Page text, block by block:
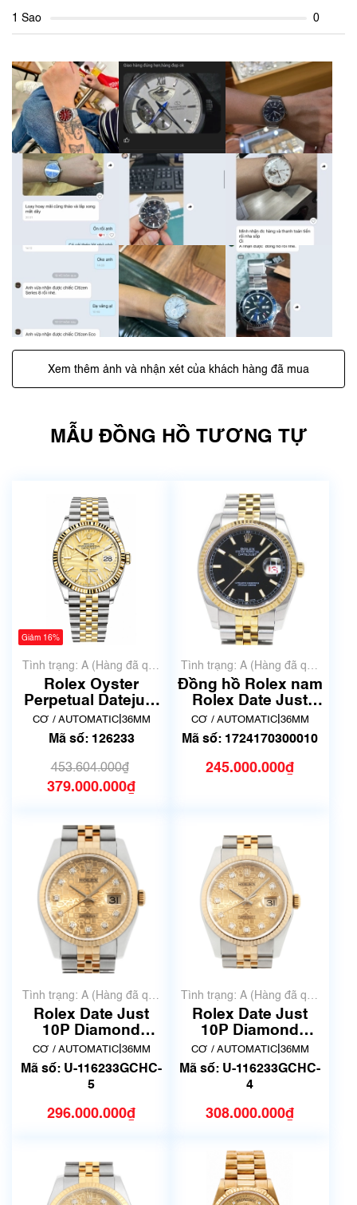
1 Sao
0
Xem thêm ảnh và nhận xét của khách hàng đã mua
MẪU ĐỒNG HỒ TƯƠNG TỰ
Giảm 16%
Tình trạng: A (Hàng đã qua
sử dụng nhưng rất đẹp,
không có xước)
Rolex Oyster
Perpetual Datejust
36, ref. 126233, mặt
số vàng họa tiết lá
CƠ / AUTOMATIC| 36MM
Mã số: 126233
453.604.000₫
379.000.000₫
Tình trạng: A (Hàng đã qua
sử dụng nhưng rất đẹp,
không có xước)
Đồng hồ Rolex nam
Rolex Date Just
116233 | Hàng sưu
tầm
CƠ / AUTOMATIC| 36MM
Mã số: 1724170300010
245.000.000₫
Tình trạng: A (Hàng đã qua
sử dụng nhưng rất đẹp,
không có xước)
Rolex Date Just
10P Diamond
116233G Mặt vi tính
| Hàng siêu đẹp
CƠ / AUTOMATIC| 36MM
Mã số: U-116233GCHC-
5
296.000.000₫
Tình trạng: A (Hàng đã qua
sử dụng nhưng rất đẹp,
không có xước)
Rolex Date Just
10P Diamond
116233G Mặt vi tính
| Hàng siêu đẹp 2
CƠ / AUTOMATIC| 36MM
Mã số: U-116233GCHC-
4
308.000.000₫